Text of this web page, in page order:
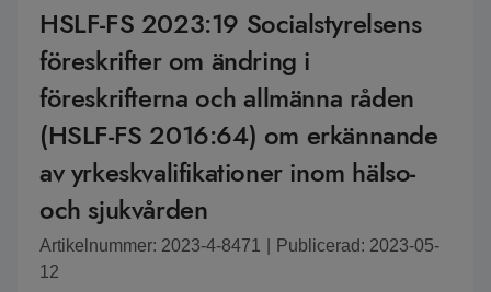
HSLF-FS 2023:19 Socialstyrelsens
föreskrifter om ändring i
föreskrifterna och allmänna råden
(HSLF-FS 2016:64) om erkännande
av yrkeskvalifikationer inom hälso-
och sjukvården
Artikelnummer: 2023-4-8471
Publicerad: 2023-05-
12